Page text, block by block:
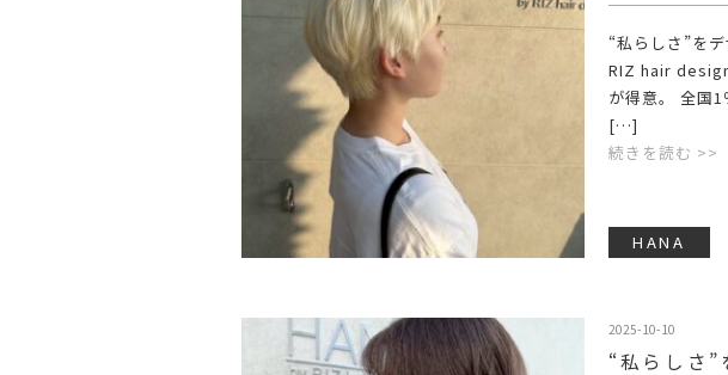
“私らしさ”を
RIZ hair
が得意。 全国1
[…]
続きを読む >>
HANA
2025-10-10
“私らしさ